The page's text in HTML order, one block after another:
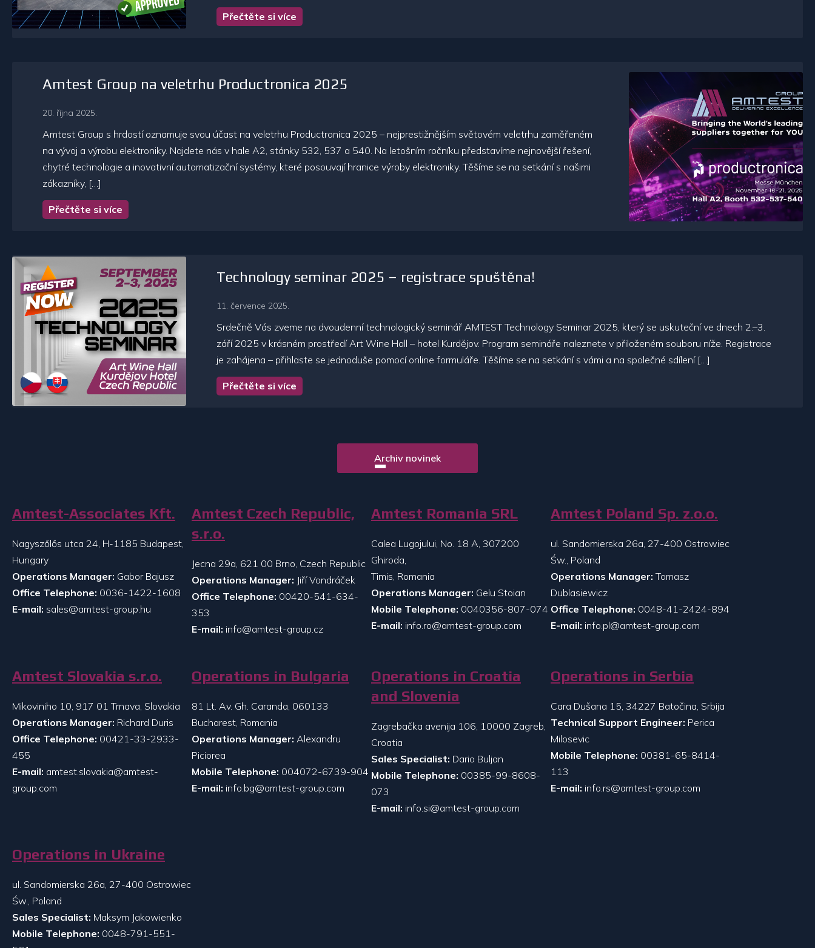
Přečtěte si více
Amtest Group na veletrhu Productronica 2025
20. října 2025.
Amtest Group s hrdostí oznamuje svou účast na veletrhu Productronica 2025 – nejprestižnějším světovém veletrhu zaměřeném
na vývoj a výrobu elektroniky. Najdete nás v hale A2, stánky 532, 537 a 540. Na letošním ročníku představíme nejnovější řešení,
chytré technologie a inovativní automatizační systémy, které posouvají hranice výroby elektroniky. Těšíme se na setkání s našimi
zákazníky, […]
Přečtěte si více
Technology seminar 2025 – registrace spuštěna!
11. července 2025.
Srdečně Vás zveme na dvoudenní technologický seminář AMTEST Technology Seminar 2025, který se uskuteční ve dnech 2.–3.
září 2025 v krásném prostředí Art Wine Hall – hotel Kurdějov. Program semináře naleznete v přiloženém souboru níže. Registrace
je zahájena – přihlaste se jednoduše pomocí online formuláře. Těšíme se na setkání s vámi a na společné sdílení […]
Přečtěte si více
Archiv novinek
Amtest-Associates Kft.
Nagyszőlős utca 24, H-1185 Budapest,
Hungary
Operations Manager: Gabor Bajusz
Office Telephone: 0036-1422-1608
E-mail: sales@amtest-group.hu
Amtest Czech Republic,
s.r.o.
Jecna 29a, 621 00 Brno, Czech Republic
Operations Manager: Jiří Vondráček
Office Telephone: 00420-541-634-
353
E-mail: info@amtest-group.cz
Amtest Romania SRL
Calea Lugojului, No. 18 A, 307200
Ghiroda,
Timis, Romania
Operations Manager: Gelu Stoian
Mobile Telephone: 0040356-807-074
E-mail: info.ro@amtest-group.com
Amtest Poland Sp. z.o.o.
ul. Sandomierska 26a, 27-400 Ostrowiec
Św., Poland
Operations Manager: Tomasz
Dublasiewicz
Office Telephone: 0048-41-2424-894
E-mail: info.pl@amtest-group.com
Amtest Slovakia s.r.o.
Mikoviniho 10, 917 01 Trnava, Slovakia
Operations Manager: Richard Duris
Office Telephone: 00421-33-2933-
455
E-mail: amtest.slovakia@amtest-
group.com
Operations in Bulgaria
81 Lt. Av. Gh. Caranda, 060133
Bucharest, Romania
Operations Manager: Alexandru
Piciorea
Mobile Telephone: 004072-6739-904
E-mail: info.bg@amtest-group.com
Operations in Croatia
and Slovenia
Zagrebačka avenija 106, 10000 Zagreb,
Croatia
Sales Specialist: Dario Buljan
Mobile Telephone: 00385-99-8608-
073
E-mail: info.si@amtest-group.com
Operations in Serbia
Cara Dušana 15, 34227 Batočina, Srbija
Technical Support Engineer: Perica
Milosevic
Mobile Telephone: 00381-65-8414-
113
E-mail: info.rs@amtest-group.com
Operations in Ukraine
ul. Sandomierska 26a, 27-400 Ostrowiec
Św., Poland
Sales Specialist: Maksym Jakowienko
Mobile Telephone: 0048-791-551-